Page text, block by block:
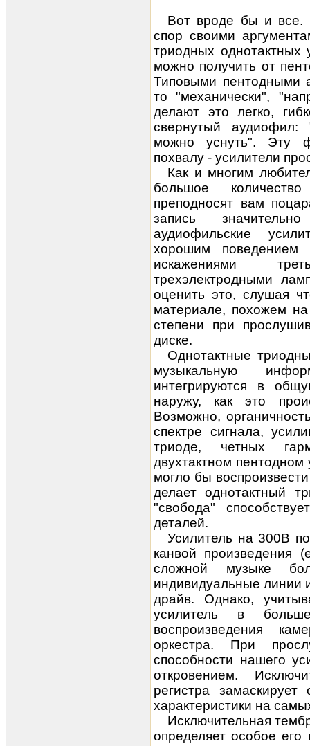
Вот вроде бы и все.
спор своими
триодных однотактных
можно получить от
Типовыми пентодными
то "механически",
делают это легко,
свернутый аудиофил:
можно уснуть". Эту
похвалу - усилители
Как и многим
большое
преподносят вам
запись
аудиофильские
хорошим
искажениями
трехэлектродными
оценить это, слушая
материале, похожем
степени при
диске.
Однотактные
музыкальную
интегрируются в
наружу, как это
Возможно,
спектре сигнала,
триоде, четных
двухтактном
могло бы
делает однотактный
"свобода"
деталей.
Усилитель на 300В
канвой произведения
сложной музыке
индивидуальные линии
драйв. Однако,
усилитель в
воспроизведения
оркестра. При
способности нашего
откровением.
регистра
характеристики на
Исключительная
определяет особое